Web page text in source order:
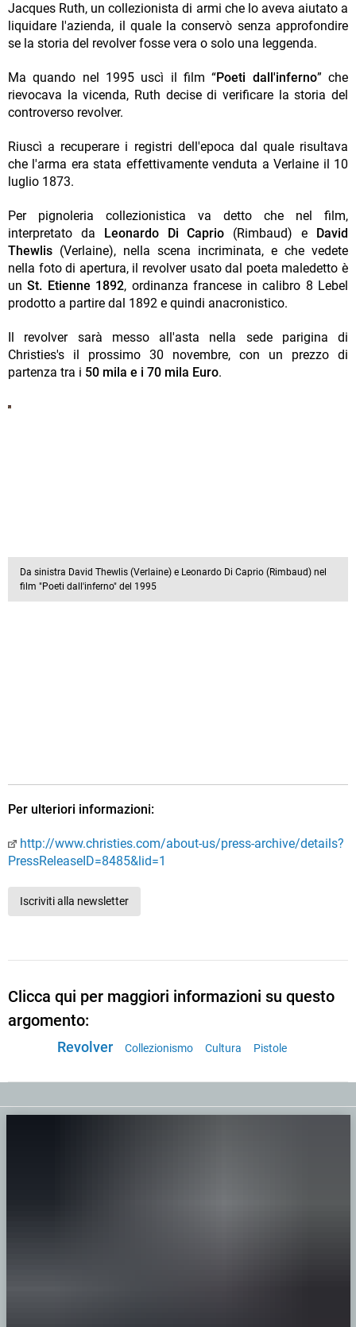
Jacques Ruth, un collezionista di armi che lo aveva aiutato a
liquidare l'azienda, il quale la conservò senza approfondire
se la storia del revolver fosse vera o solo una leggenda.
Ma quando nel 1995 uscì il film “Poeti dall'inferno” che
rievocava la vicenda, Ruth decise di verificare la storia del
controverso revolver.
Riuscì a recuperare i registri dell'epoca dal quale risultava
che l'arma era stata effettivamente venduta a Verlaine il 10
luglio 1873.
Per pignoleria collezionistica va detto che nel film,
interpretato da
Leonardo Di Caprio (Rimbaud) e
David
Thewlis (Verlaine), nella scena incriminata, e che vedete
nella foto di apertura, il revolver usato dal poeta maledetto è
unSt. Etienne 1892, ordinanza francese in calibro 8 Lebel
prodotto a partire dal 1892 e quindi anacronistico.
Il revolver sarà messo all'asta nella sede parigina di
Christies's il prossimo 30 novembre, con un prezzo di
partenza tra i 50 mila e i 70 mila Euro.
Da sinistra David Thewlis (Verlaine) e Leonardo Di Caprio (Rimbaud) nel
film "Poeti dall'inferno" del 1995
Per ulteriori informazioni:
http://www.christies.com/about-us/press-archive/details?
PressReleaseID=8485&lid=1
Iscriviti alla newsletter
Clicca qui per maggiori informazioni su questo
argomento:
Revolver Collezionismo Cultura Pistole